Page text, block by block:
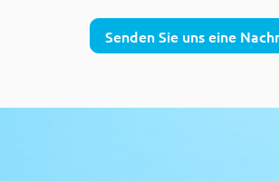
Senden Sie uns eine